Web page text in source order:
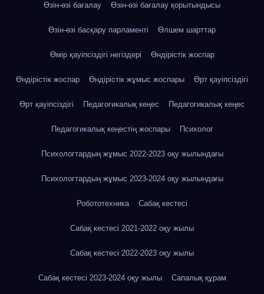
Өзін-өзі бағалау Өзін-өзі бағалау қорытындысы
Өзін-өзі басқару парламенті Өлшем шарттар
Өмір қауіпсіздігі негіздері Өндірістік жоспар
Өндірістік жоспар Өндірістік жұмыс жоспары Өрт қауіпсіздігі
Өрт қауіпсіздігі Педагогикалық кеңес Педагогикалық кеңес
Педагогикалық кеңестің жоспары Психолог
Психологтардың жұмыс 2022-2023 оқу жылындағы
Психологтардың жұмыс 2023-2024 оқу жылындағы
Робототехника Сабақ кестесі
Сабақ кестесі 2021-2022 оқу жылы
Сабақ кестесі 2022-2023 оқу жылы
Сабақ кестесі 2023-2024 оқу жылы Сапалық құрам